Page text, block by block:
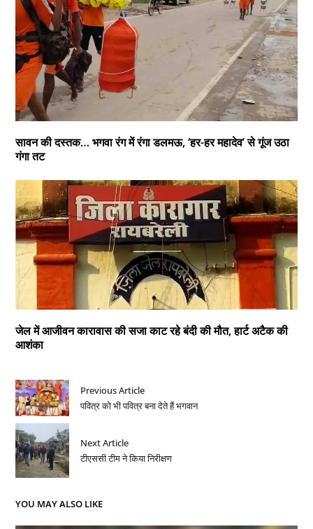
सावन की दस्तक… भगवा रंग में रंगा डलमऊ, ‘हर-हर महादेव’ से गूंज उठा
गंगा तट
जेल में आजीवन कारावास की सजा काट रहे बंदी की मौत, हार्ट अटैक की
आशंका
Previous Article
पवित्र को भी पवित्र बना देते हैं भगवान
Next Article
टीएससी टीम ने किया निरीक्षण
YOU MAY ALSO LIKE